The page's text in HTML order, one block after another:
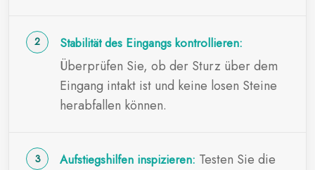
Stabilität des Eingangs kontrollieren:
Überprüfen Sie, ob der Sturz über dem
Eingang intakt ist und keine losen Steine
herabfallen können.
Aufstiegshilfen inspizieren: Testen Sie die